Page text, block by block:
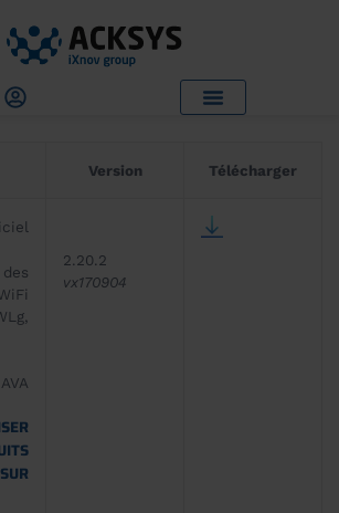
Version Télécharger
2.20.2
vx170904